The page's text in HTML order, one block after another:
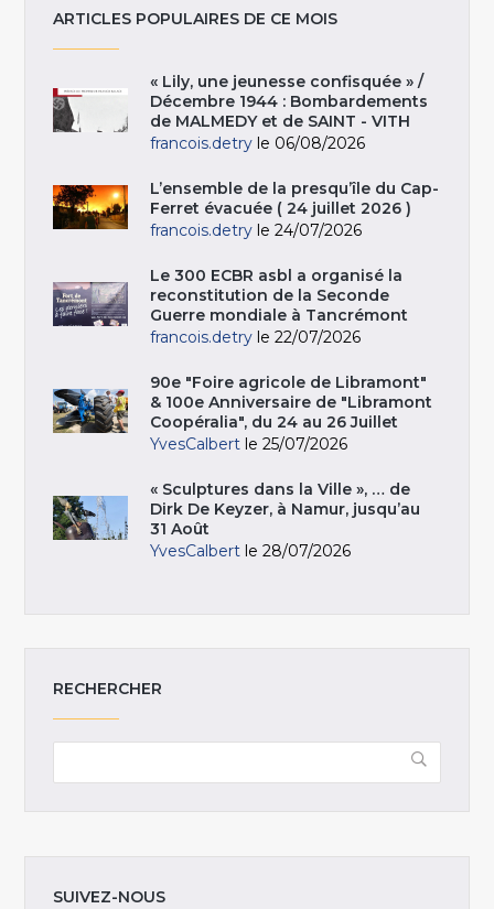
ARTICLES POPULAIRES DE CE MOIS
« Lily, une jeunesse confisquée » /
Décembre 1944 : Bombardements
de MALMEDY et de SAINT - VITH
francois.detry le 06/08/2026
L’ensemble de la presqu’île du Cap-
Ferret évacuée ( 24 juillet 2026 )
francois.detry le 24/07/2026
Le 300 ECBR asbl a organisé la
reconstitution de la Seconde
Guerre mondiale à Tancrémont
francois.detry le 22/07/2026
90e "Foire agricole de Libramont"
& 100e Anniversaire de "Libramont
Coopéralia", du 24 au 26 Juillet
YvesCalbert le 25/07/2026
« Sculptures dans la Ville », … de
Dirk De Keyzer, à Namur, jusqu’au
31 Août
YvesCalbert le 28/07/2026
RECHERCHER
SUIVEZ-NOUS